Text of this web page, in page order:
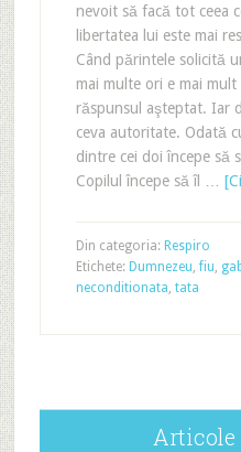
nevoit să facă tot ceea
libertatea lui este mai
Când părintele solicită
mai multe ori e mai
răspunsul aşteptat. Iar
ceva autoritate. Odată
dintre cei doi începe să
Copilul începe să îl …
Din categoria: Respiro
Etichete: Dumnezeu,fiu,
neconditionata, tata